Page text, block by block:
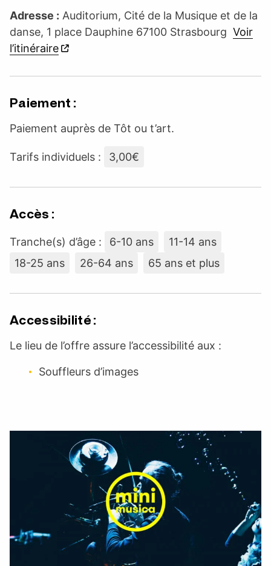
Adresse : Auditorium, Cité de la Musique et de la
danse, 1 place Dauphine 67100 Strasbourg Voir
l’itinéraire
Paiement :
Paiement auprès de Tôt ou t’art.
Tarifs individuels : 3,00€
Accès :
Tranche(s) d’âge : 6-10 ans
11-14 ans
18-25 ans
26-64 ans 65 ans et plus
Accessibilité :
Le lieu de l’offre assure l’accessibilité aux :
Souffleurs d’images